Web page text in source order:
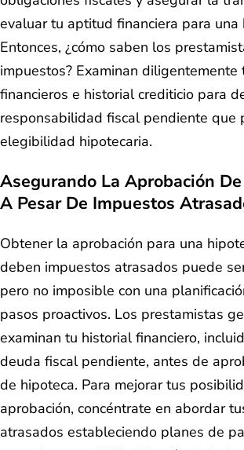
evaluar tu aptitud financiera para una
Entonces, ¿cómo saben los
impuestos? Examinan diligentemente
financieros e historial crediticio para
responsabilidad fiscal pendiente que
elegibilidad hipotecaria.
Asegurando La Aprobación
A Pesar De Impuestos
Obtener la aprobación para una
deben impuestos atrasados puede
pero no imposible con una
pasos proactivos. Los prestamistas
examinan tu historial financiero,
deuda fiscal pendiente, antes de
de hipoteca. Para mejorar tus
aprobación, concéntrate en abordar
atrasados estableciendo planes de